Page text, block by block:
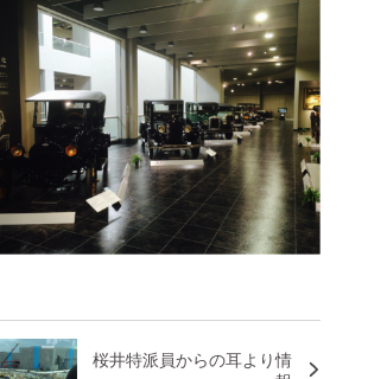
桜井特派員からの耳より情